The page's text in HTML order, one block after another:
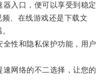
入口，便可以享受到稳定
、在线游戏还是下载文
性和隐私保护功能，用户
网络的不二选择，让您的